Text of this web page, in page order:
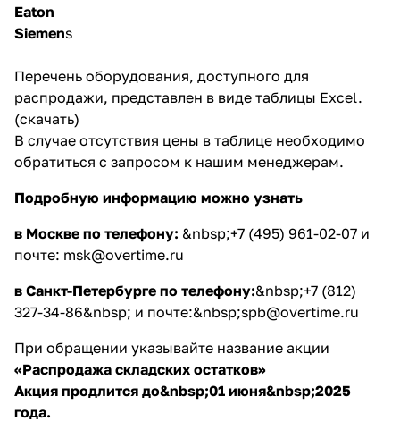
Eaton
Siemens
Перечень оборудования, доступного для
распродажи, представлен в виде таблицы Excel.
(скачать)
В случае отсутствия цены в таблице необходимо
обратиться с запросом к нашим менеджерам.
Подробную информацию можно узнать
в Москве по телефону: &nbsp;+7 (495) 961-02-07 и
почте: msk@overtime.ru
в Санкт-Петербурге по телефону:&nbsp;+7 (812)
327-34-86&nbsp; и почте:&nbsp;spb@overtime.ru
При обращении указывайте название акции
«Распродажа складских остатков»
Акция продлится до&nbsp;01 июня&nbsp;2025
года.